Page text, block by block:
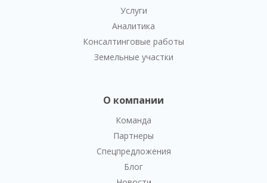
Услуги
Аналитика
Консалтинговые работы
Земельные участки
О компании
Команда
Партнеры
Спецпредложения
Блог